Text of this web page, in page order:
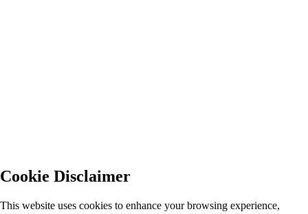
Cookie Disclaimer
This website uses cookies to enhance your browsing experience,